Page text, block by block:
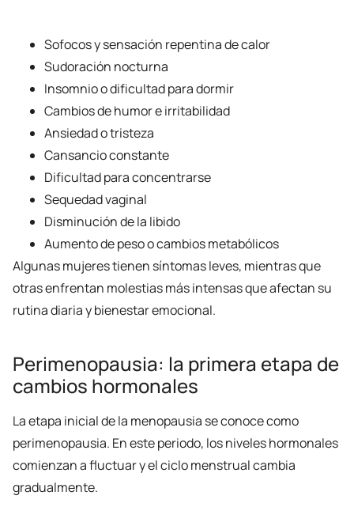
Sofocos y sensación repentina de calor
Sudoración nocturna
Insomnio o dificultad para dormir
Cambios de humor e irritabilidad
Ansiedad o tristeza
Cansancio constante
Dificultad para concentrarse
Sequedad vaginal
Disminución de la libido
Aumento de peso o cambios metabólicos
Algunas mujeres tienen síntomas leves, mientras que
otras enfrentan molestias más intensas que afectan su
rutina diaria y bienestar emocional.
Perimenopausia: la primera etapa de
cambios hormonales
La etapa inicial de la menopausia se conoce como
perimenopausia. En este periodo, los niveles hormonales
comienzan a fluctuar y el ciclo menstrual cambia
gradualmente.